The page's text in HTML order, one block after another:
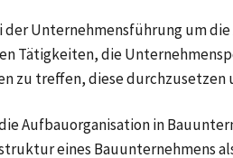
der Unternehmensführung um
Tätigkeiten, die
zu treffen, diese durchzusetzen
Aufbauorganisation in
eines Bauunternehmens